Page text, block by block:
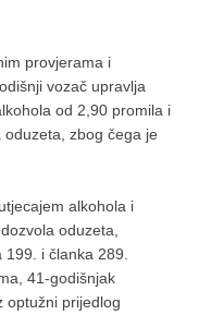
provjerama i
vozač upravlja
od 2,90 promila i
zbog čega je
alkohola i
oduzeta,
i članka 289.
41-godišnjak
optužni prijedlog